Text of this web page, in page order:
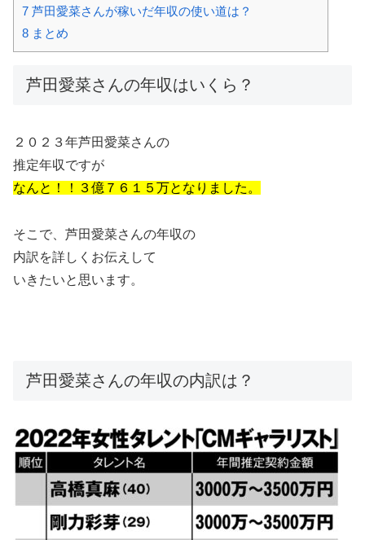
7 芦田愛菜さんが稼いだ年収の使い道は？
8 まとめ
芦田愛菜さんの年収はいくら？
２０２３年芦田愛菜さんの
推定年収ですが
なんと！！３億７６１５万となりました。
そこで、 芦田愛菜さんの年収の
内訳を詳しくお伝えして
いきたいと思います。
芦田愛菜さんの年収の内訳は？